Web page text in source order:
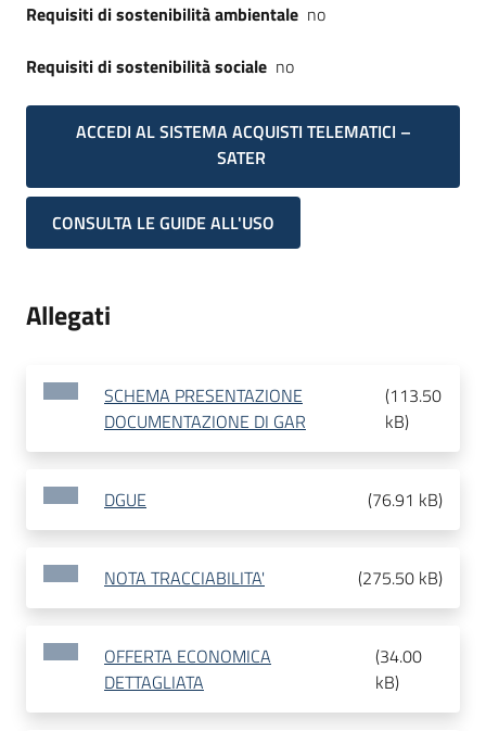
Requisiti di sostenibilità ambientale no
Requisiti di sostenibilità sociale no
ACCEDI AL SISTEMA ACQUISTI TELEMATICI –
SATER
CONSULTA LE GUIDE ALL'USO
Allegati
SCHEMA PRESENTAZIONE
DOCUMENTAZIONE DI GAR
(113.50
kB)
DGUE (76.91 kB)
NOTA TRACCIABILITA' (275.50 kB)
OFFERTA ECONOMICA
DETTAGLIATA
(34.00
kB)